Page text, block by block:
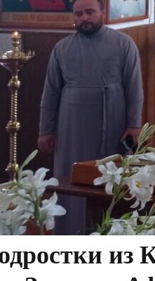
из